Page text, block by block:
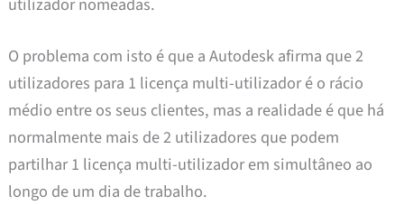
O problema com isto é que a Autodesk afirma que 2
utilizadores para 1 licença multi-utilizador é o rácio
médio entre os seus clientes, mas a realidade é que há
normalmente mais de 2 utilizadores que podem
partilhar 1 licença multi-utilizador em simultâneo ao
longo de um dia de trabalho.